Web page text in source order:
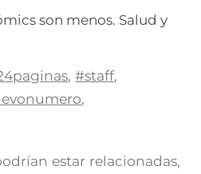
son menos. Salud y
,#staff,
,
estar relacionadas,